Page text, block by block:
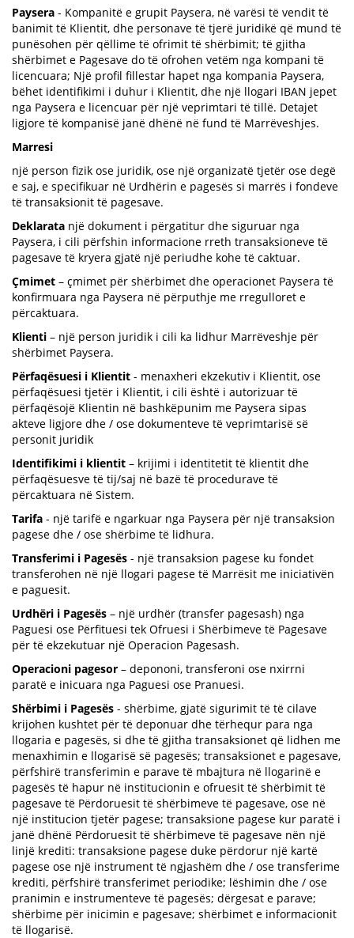
Paysera - Kompanitë e grupit Paysera, në varësi të vendit të
banimit të Klientit, dhe personave të tjerë juridikë që mund të
punësohen për qëllime të ofrimit të shërbimit; të gjitha
shërbimet e Pagesave do të ofrohen vetëm nga kompani të
licencuara; Një profil fillestar hapet nga kompania Paysera,
bëhet identifikimi i duhur i Klientit, dhe një llogari IBAN jepet
nga Paysera e licencuar për një veprimtari të tillë. Detajet
ligjore të kompanisë janë dhënë në fund të Marrëveshjes.
Marresi
një person fizik ose juridik, ose një organizatë tjetër ose degë
e saj, e specifikuar në Urdhërin e pagesës si marrës i fondeve
të transaksionit të pagesave.
Deklarata një dokument i përgatitur dhe siguruar nga
Paysera, i cili përfshin informacione rreth transaksioneve të
pagesave të kryera gjatë një periudhe kohe të caktuar.
Çmimet – çmimet për shërbimet dhe operacionet Paysera të
konfirmuara nga Paysera në përputhje me rregulloret e
përcaktuara.
Klienti – një person juridik i cili ka lidhur Marrëveshje për
shërbimet Paysera.
Përfaqësuesi i Klientit - menaxheri ekzekutiv i Klientit, ose
përfaqësuesi tjetër i Klientit, i cili është i autorizuar të
përfaqësojë Klientin në bashkëpunim me Paysera sipas
akteve ligjore dhe / ose dokumenteve të veprimtarisë së
personit juridik
Identifikimi i klientit – krijimi i identitetit të klientit dhe
përfaqësuesve të tij/saj në bazë të procedurave të
përcaktuara në Sistem.
Tarifa - një tarifë e ngarkuar nga Paysera për një transaksion
pagese dhe / ose shërbime të lidhura.
Transferimi i Pagesës - një transaksion pagese ku fondet
transferohen në një llogari pagese të Marrësit me iniciativën
e paguesit.
Urdhëri i Pagesës – një urdhër (transfer pagesash) nga
Paguesi ose Përfituesi tek Ofruesi i Shërbimeve të Pagesave
për të ekzekutuar një Operacion Pagesash.
Operacioni pagesor – depononi, transferoni ose nxirrni
paratë e inicuara nga Paguesi ose Pranuesi.
Shërbimi i Pagesës - shërbime, gjatë sigurimit të të cilave
krijohen kushtet për të deponuar dhe tërhequr para nga
llogaria e pagesës, si dhe të gjitha transaksionet që lidhen me
menaxhimin e llogarisë së pagesës; transaksionet e pagesave,
përfshirë transferimin e parave të mbajtura në llogarinë e
pagesës të hapur në institucionin e ofruesit të shërbimit të
pagesave të Përdoruesit të shërbimeve të pagesave, ose në
një institucion tjetër pagese; transaksione pagese kur paratë i
janë dhënë Përdoruesit të shërbimeve të pagesave nën një
linjë krediti: transaksione pagese duke përdorur një kartë
pagese ose një instrument të ngjashëm dhe / ose transferime
krediti, përfshirë transferimet periodike; lëshimin dhe / ose
pranimin e instrumenteve të pagesës; dërgesat e parave;
shërbime për inicimin e pagesave; shërbimet e informacionit
të llogarisë.